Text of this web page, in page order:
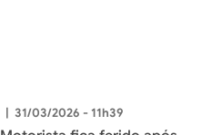
| 31/03/2026 - 11h39